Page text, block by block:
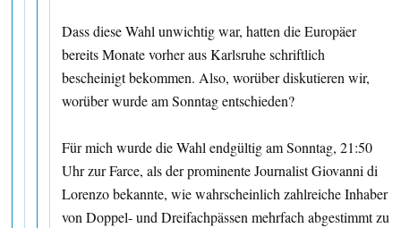
Dass diese Wahl unwichtig war, hatten die Europäer
bereits Monate vorher aus Karlsruhe schriftlich
bescheinigt bekommen. Also, worüber diskutieren wir,
worüber wurde am Sonntag entschieden?
Für mich wurde die Wahl endgültig am Sonntag, 21:50
Uhr zur Farce, als der prominente Journalist Giovanni di
Lorenzo bekannte, wie wahrscheinlich zahlreiche Inhaber
von Doppel- und Dreifachpässen mehrfach abgestimmt zu